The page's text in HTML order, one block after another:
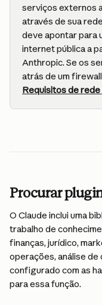
serviços externos
através de sua
deve apontar para
internet pública a
Anthropic. Se os
atrás de um
Requisitos de
Procurar
O Claude inclui uma
trabalho de
finanças, jurídico,
operações, análise de
configurado com as
para essa função.